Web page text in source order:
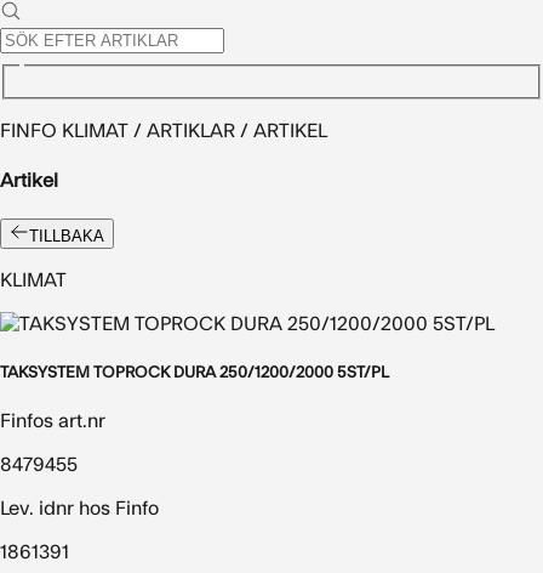
FINFO KLIMAT / ARTIKLAR / ARTIKEL
Artikel
TILLBAKA
KLIMAT
TAKSYSTEM TOPROCK DURA 250/1200/2000 5ST/PL
Finfos art.nr
8479455
Lev. idnr hos Finfo
1861391